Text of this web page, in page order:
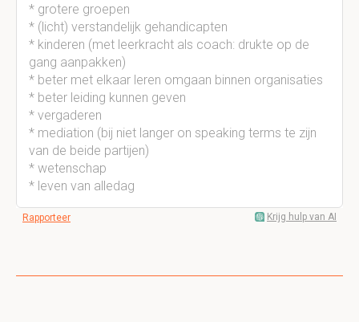
* grotere groepen
* (licht) verstandelijk gehandicapten
* kinderen (met leerkracht als coach: drukte op de
gang aanpakken)
* beter met elkaar leren omgaan binnen organisaties
* beter leiding kunnen geven
* vergaderen
* mediation (bij niet langer on speaking terms te zijn
van de beide partijen)
* wetenschap
* leven van alledag
Rapporteer Krijg hulp van AI